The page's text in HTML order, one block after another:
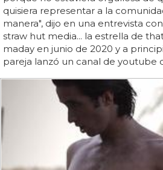
quisiera representar a la
manera", dijo en una entrevista
straw hut media... la estrella de
maday en junio de 2020 y a
pareja lanzó un canal de youtube